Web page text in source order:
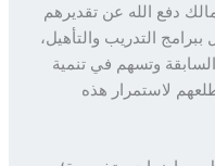
الله عن تقديرهم
التدريب والتأهيل،
وتسهم في تنمية
هذه